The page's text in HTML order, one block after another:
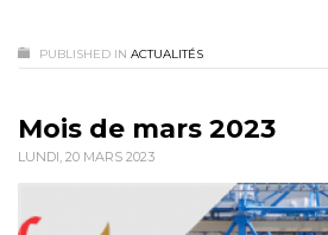
PUBLISHED IN ACTUALITÉS
Mois de mars 2023
LUNDI, 20 MARS 2023